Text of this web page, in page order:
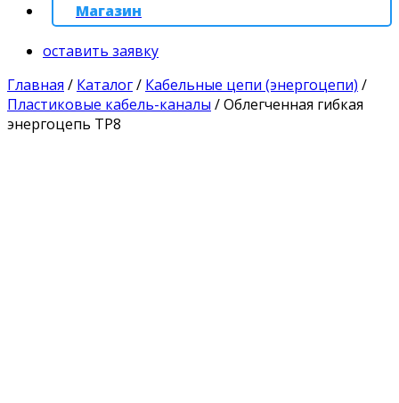
Магазин
оставить заявку
Главная / Каталог/ Кабельные цепи (энергоцепи) /
Пластиковые кабель-каналы /Облегченная гибкая
энергоцепь TP8